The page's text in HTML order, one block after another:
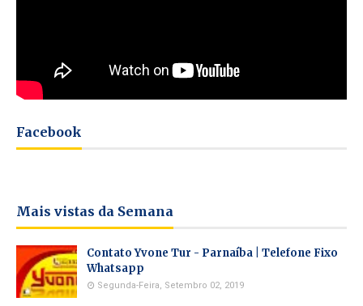
Facebook
Mais vistas da Semana
Contato Yvone Tur - Parnaíba | Telefone Fixo
Whatsapp
Segunda-Feira, Setembro 02, 2019